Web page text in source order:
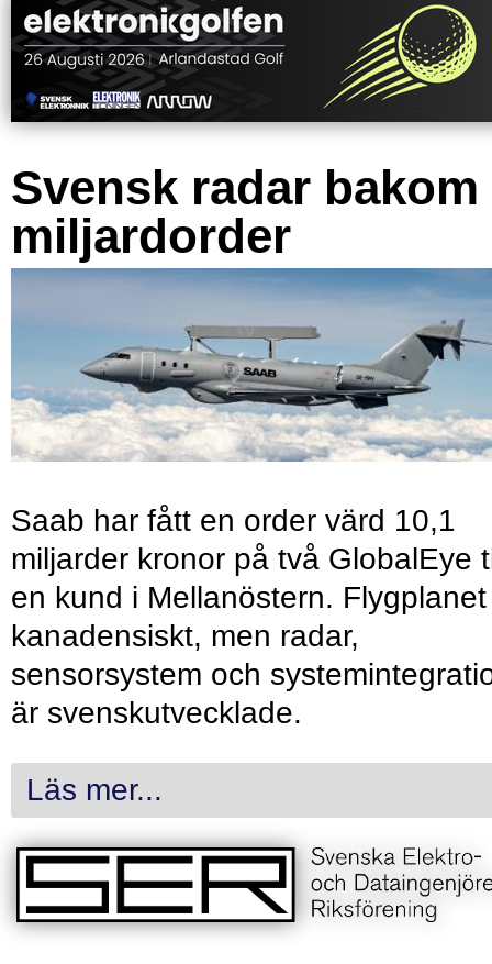
Svensk radar bakom
miljardorder
Saab har fått en order värd 10,1
miljarder kronor på två GlobalEye
en kund i Mellanöstern.
kanadensiskt, men radar,
sensorsystem och
är svenskutvecklade.
Läs mer...